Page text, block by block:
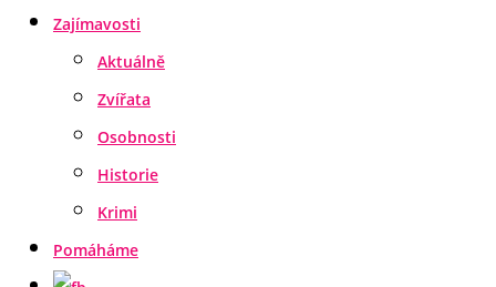
Zajímavosti
Aktuálně
Zvířata
Osobnosti
Historie
Krimi
Pomáháme